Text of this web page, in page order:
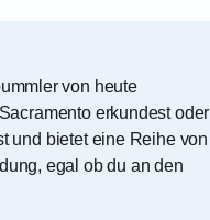
von heute
erkundest oder
und bietet eine Reihe von
egal ob du an den